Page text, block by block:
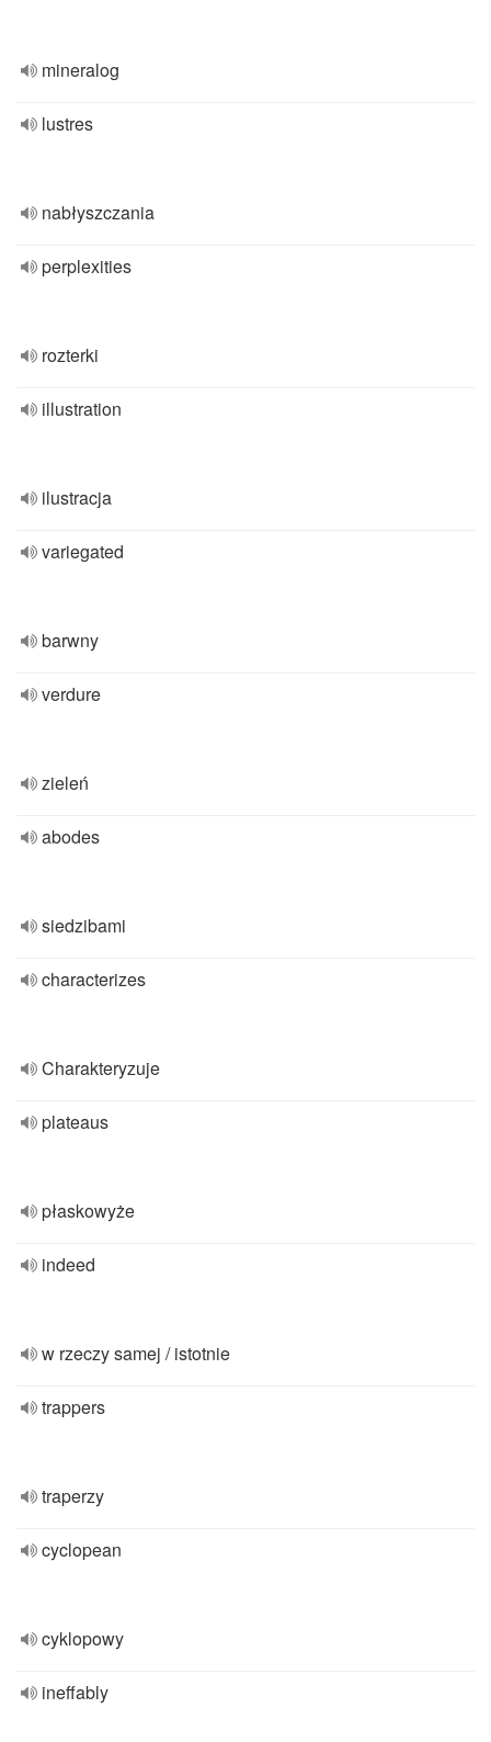
mineralog
lustres
nabłyszczania
perplexities
rozterki
illustration
ilustracja
variegated
barwny
verdure
zieleń
abodes
siedzibami
characterizes
Charakteryzuje
plateaus
płaskowyże
indeed
w rzeczy samej / istotnie
trappers
traperzy
cyclopean
cyklopowy
ineffably